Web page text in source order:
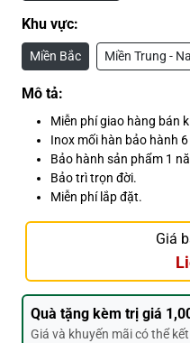
Khu vực:
Miền Bắc Miền Trung -
Mô tả:
Miễn phí giao hàng bán
Inox mối hàn bảo hành
Bảo hành sản phẩm 1
Bảo trì trọn đời.
Miễn phí lắp đặt.
Giá
Quà tặng kèm trị giá
Giá và khuyến mãi có thể